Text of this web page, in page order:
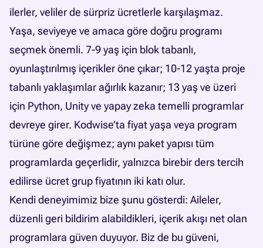
ilerler, veliler de sürpriz ücretlerle karşılaşmaz.
Yaşa, seviyeye ve amaca göre doğru programı
seçmek önemli. 7-9 yaş için blok tabanlı,
oyunlaştırılmış içerikler öne çıkar; 10-12 yaşta proje
tabanlı yaklaşımlar ağırlık kazanır; 13 yaş ve üzeri
için Python, Unity ve yapay zeka temelli programlar
devreye girer. Kodwise’ta fiyat yaşa veya program
türüne göre değişmez; aynı paket yapısı tüm
programlarda geçerlidir, yalnızca birebir ders tercih
edilirse ücret grup fiyatının iki katı olur.
Kendi deneyimimiz bize şunu gösterdi: Aileler,
düzenli geri bildirim alabildikleri, içerik akışı net olan
programlara güven duyuyor. Biz de bu güveni,